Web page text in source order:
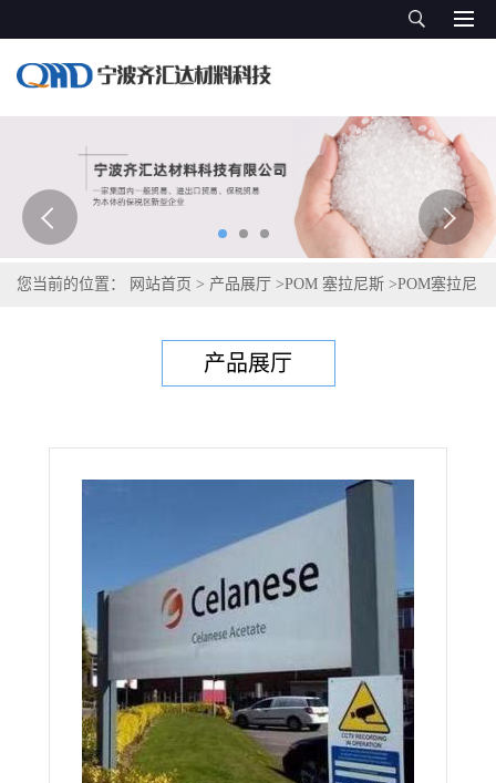
您当前的位置： 网站首页 > 产品展厅 >POM 塞拉尼斯 >POM塞拉尼
产品展厅